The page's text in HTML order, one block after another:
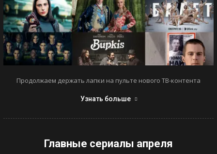
Продолжаем держать лапки на пульте нового ТВ-контента
Узнать больше
Главные сериалы апреля